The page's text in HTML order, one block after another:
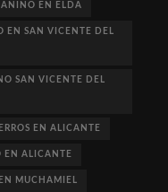
EN ELDA
EN SAN VICENTE DEL
SAN VICENTE DEL
EN ALICANTE
EN ALICANTE
MUCHAMIEL